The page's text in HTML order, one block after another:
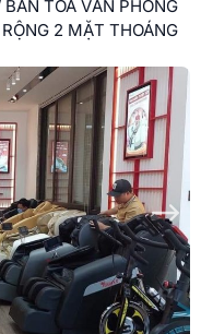
BÁN TOÀ VĂN PHÒNG
2 MẶT THOÁNG